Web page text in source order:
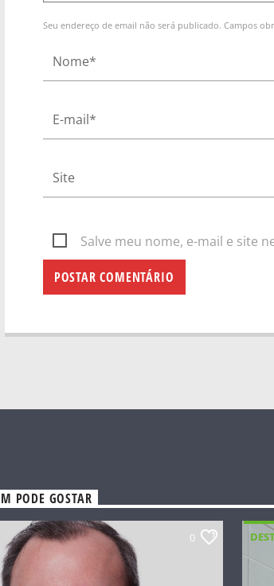
Seu endereço de email não será publicado. Campos
Salve meu nome, e-mail e site
PODE GOSTAR
0